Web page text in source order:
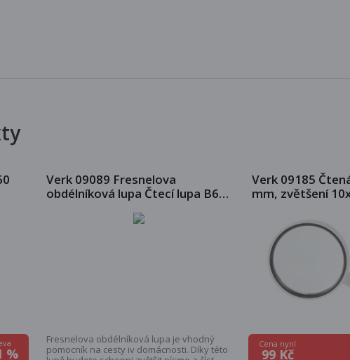
%
Verk 09089 Fresnelova
obdélníková lupa Čtecí lupa B6
Fresnelova obdélníková lupa je vhodný
pomocník na cesty iv domácnosti. Díky této
Verk 09185
mm, zvětšení
Cena nyní
99 Kč